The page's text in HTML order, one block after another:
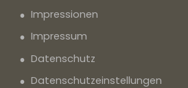
Impressionen
Impressum
Datenschutz
Datenschutz­einstellungen